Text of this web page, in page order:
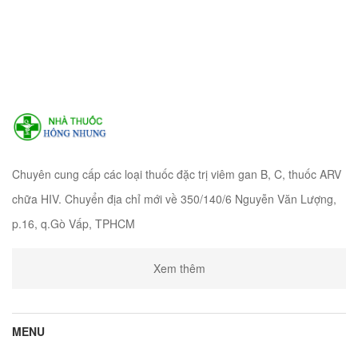
Chuyên cung cấp các loại thuốc đặc trị viêm gan B, C, thuốc ARV
chữa HIV. Chuyển địa chỉ mới về 350/140/6 Nguyễn Văn Lượng,
p.16, q.Gò Vấp, TPHCM
Xem thêm
MENU